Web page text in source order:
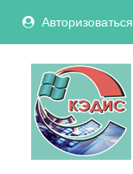
Авторизоваться